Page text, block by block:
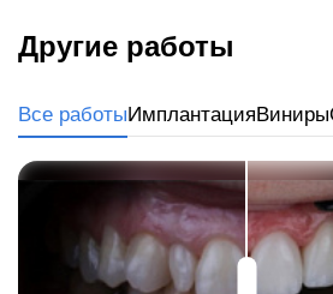
Другие работы
Все работыИмплантация Виниры